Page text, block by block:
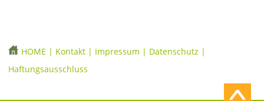
HOME | Kontakt | Impressum | Datenschutz |
Haftungsausschluss